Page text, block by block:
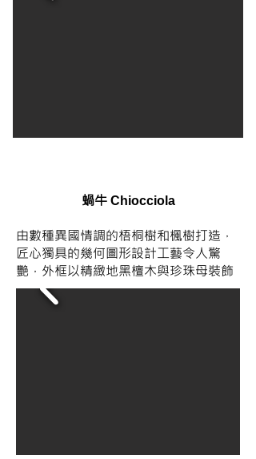
蝸牛 Chiocciola
由數種異國情調的梧桐樹和楓樹打造，
匠心獨具的幾何圖形設計工藝令人驚
艷，外框以精緻地黑檀木與珍珠母裝飾